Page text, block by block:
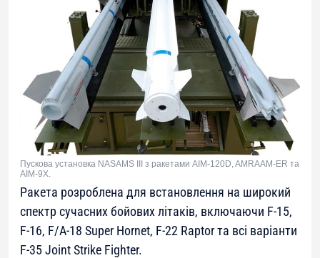
Пускова установка NASAMS III з ракетами AIM-120D, AMRAAM-ER та
AIM-9X.
Ракета розроблена для встановлення на широкий
спектр сучасних бойових літаків, включаючи F-15,
F-16, F/A-18 Super Hornet, F-22 Raptor та всі варіанти
F-35 Joint Strike Fighter.